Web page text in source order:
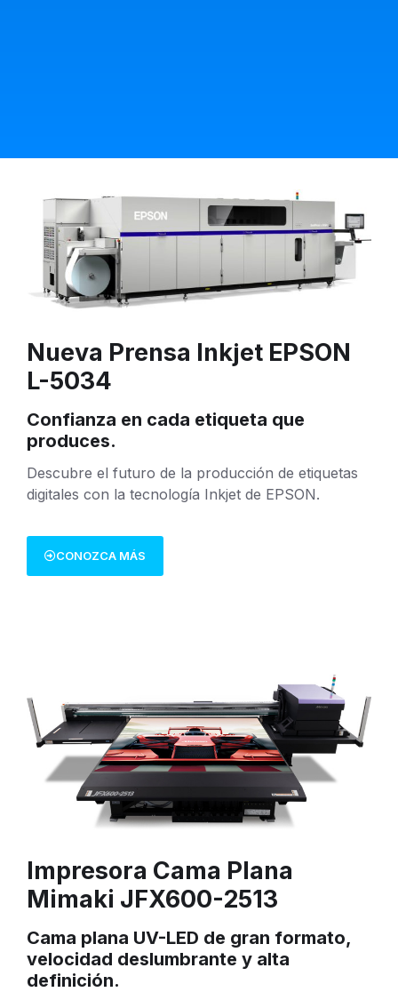
Nueva Prensa Inkjet EPSON
L-5034
Confianza en cada etiqueta que
produces.
Descubre el futuro de la producción de etiquetas
digitales con la tecnología Inkjet de EPSON.
CONOZCA MÁS
Impresora Cama Plana
Mimaki JFX600-2513
Cama plana UV-LED de gran formato,
velocidad deslumbrante y alta
definición.